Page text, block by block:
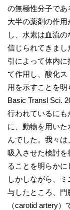
の無極性分子であ
大半の薬剤の作
し、水素は血流
信じられてきまし
引によって体内
て作用し、酸化
用を示すことを
Basic Transl Sci.
行われているに
に、動物を用い
んでした。我々
吸入させた検討を
ることを明らかに
しかしながら、
与したところ、
（carotid artery